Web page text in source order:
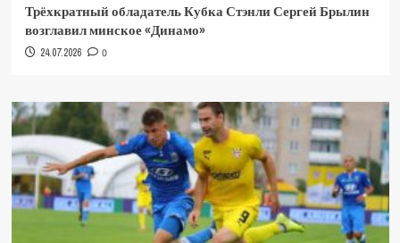
Трёхкратный обладатель Кубка Стэнли Сергей Брылин
возглавил минское «Динамо»
24.07.2026 0